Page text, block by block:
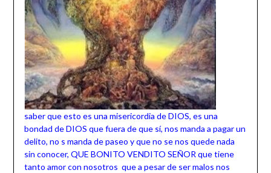
saber que esto es una misericordia de DIOS, es una
bondad de DIOS que fuera de que sí, nos manda a pagar un
delito, no s manda de paseo y que no se nos quede nada
sin conocer, QUE BONITO VENDITO SEÑOR que tiene
tanto amor con nosotros que a pesar de ser malos nos